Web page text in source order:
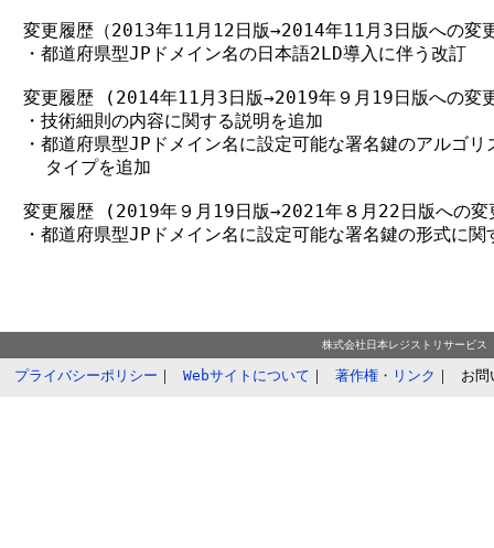
変更履歴（2013年11月12日版→2014年11月3日版への変
・都道府県型JPドメイン名の日本語2LD導入に伴う改訂
変更履歴 (2014年11月3日版→2019年９月19日版への変
・技術細則の内容に関する説明を追加
・都道府県型JPドメイン名に設定可能な署名鍵のアルゴ
  タイプを追加
変更履歴 (2019年９月19日版→2021年８月22日版への
・都道府県型JPドメイン名に設定可能な署名鍵の形式に関
株式会社日本レジストリサ
プライバシーポリシー ｜ Webサイトについて ｜ 著作権・リンク ｜ お問